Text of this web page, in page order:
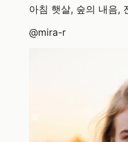
아침 햇살, 숲의 내음,
@mira-r